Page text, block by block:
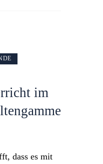
im
dass es mit